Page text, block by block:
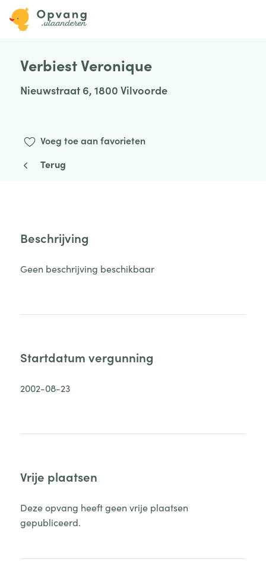
Verbiest Veronique
Nieuwstraat 6, 1800 Vilvoorde
Voeg toe aan favorieten
Terug
Beschrijving
Geen beschrijving beschikbaar
Startdatum vergunning
2002-08-23
Vrije plaatsen
Deze opvang heeft geen vrije plaatsen
gepubliceerd.